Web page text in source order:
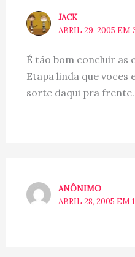
JACK
ABRIL 29, 2005 EM
É tão bom concluir as
Etapa linda que voces
sorte daqui pra
ANÔNIMO
ABRIL 28, 2005 EM